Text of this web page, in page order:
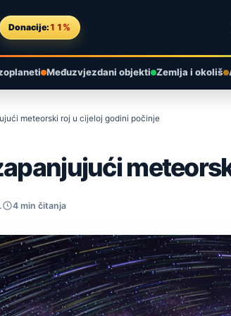
Donacije: 11%
Međuzvjezdani objekti Zemlja i okoliš
meteorski roj u cijeloj godini počinje
4 min čitanja